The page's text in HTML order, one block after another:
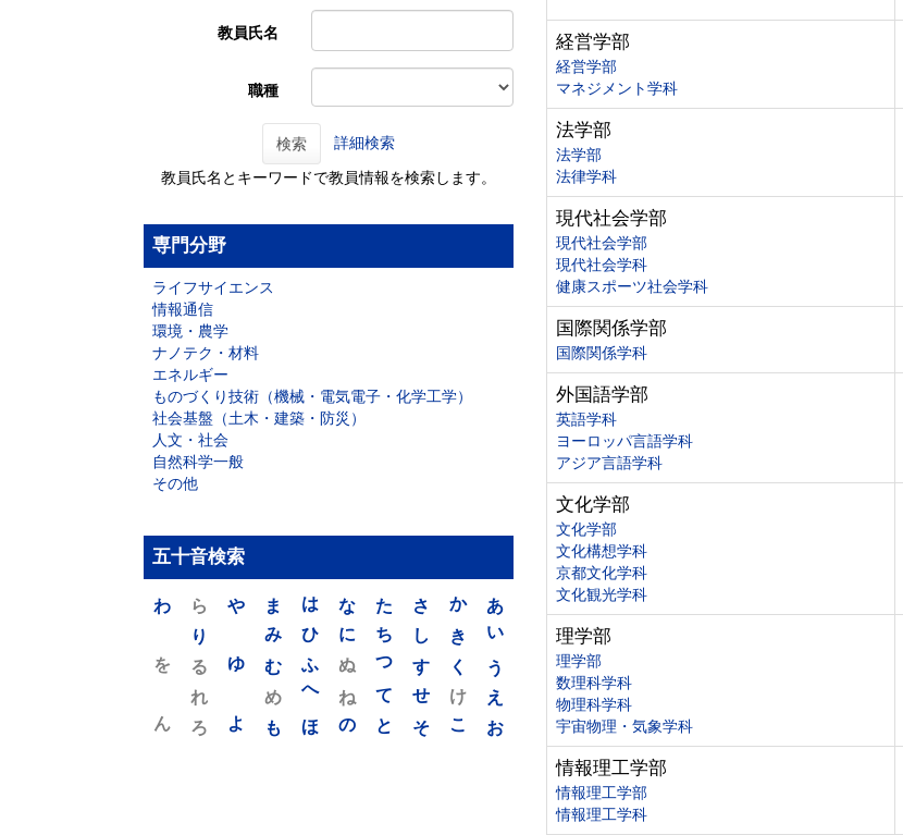
教員氏名
職種
検索 詳細検索
教員氏名とキーワードで教員情報を検索します。
専門分野
ライフサイエンス
情報通信
環境・農学
ナノテク・材料
エネルギー
ものづくり技術（機械・電気電子・化学工学）
社会基盤（土木・建築・防災）
人文・社会
自然科学一般
その他
五十音検索
あ
い
う
え
お
か
き
く
け
こ
さ
し
す
せ
そ
た
ち
つ
て
と
な
に
ぬ
ね
の
は
ひ
ふ
へ
ほ
ま
み
む
め
も
や
ゆ
よ
ら
り
る
れ
ろ
わ
を
ん
経営学部
経営学部
マネジメント学科
法学部
法学部
法律学科
現代社会学部
現代社会学部
現代社会学科
健康スポーツ社会学科
国際関係学部
国際関係学科
外国語学部
英語学科
ヨーロッパ言語学科
アジア言語学科
文化学部
文化学部
文化構想学科
京都文化学科
文化観光学科
理学部
理学部
数理科学科
物理科学科
宇宙物理・気象学科
情報理工学部
情報理工学部
情報理工学科